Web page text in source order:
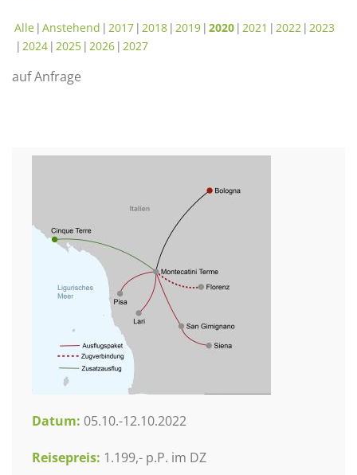
Alle Anstehend 2017 2018 2019 2020 2021 2022 2023
2024 2025 2026 2027
auf Anfrage
Datum: 05.10.-12.10.2022
Reisepreis: 1.199,- p.P. im DZ